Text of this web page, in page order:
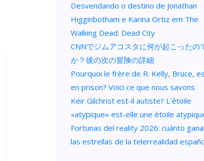
Desvendando o destino de Jonathan
Higginbotham e Karina Ortiz em The
Walking Dead: Dead City
CNNでジムアコスタに何が起こったの
か？彼の次の冒険の詳細
Pourquoi le frère de R. Kelly, Bruce,
en prison? Voici ce que nous savons
Keir Gilchrist est-il autiste? L'étoile
«atypique» est-elle une étoile
Fortunas del reality 2026: cuánto
las estrellas de la telerrealidad